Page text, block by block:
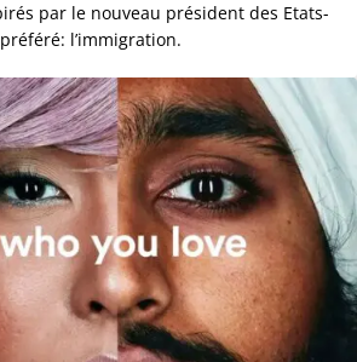
par le nouveau président des Etats-
l’immigration.